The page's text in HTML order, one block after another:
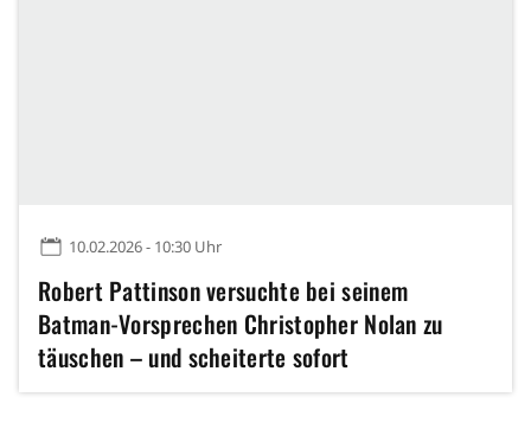
10.02.2026 - 10:30 Uhr
Robert Pattinson versuchte bei seinem
Batman-Vorsprechen Christopher Nolan zu
täuschen – und scheiterte sofort